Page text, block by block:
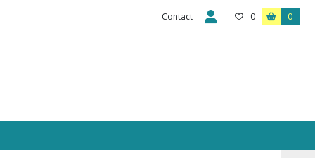
Contact 0 0